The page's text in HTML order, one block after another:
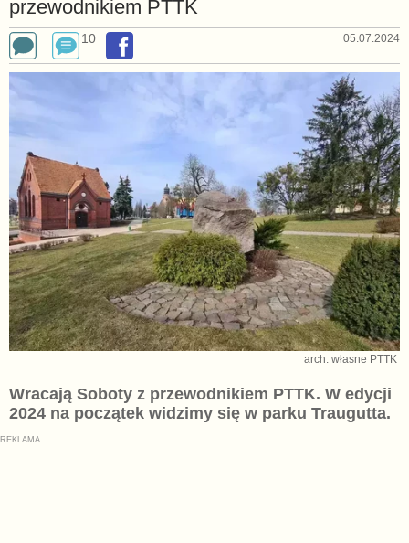
przewodnikiem PTTK
10 05.07.2024
arch. własne PTTK
Wracają Soboty z przewodnikiem PTTK. W edycji
2024 na początek widzimy się w parku Traugutta.